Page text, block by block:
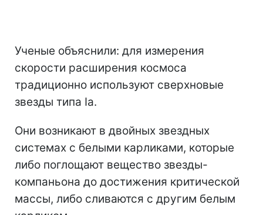
Ученые объяснили: для измерения
скорости расширения космоса
традиционно используют сверхновые
звезды типа Ia.
Они возникают в двойных звездных
системах с белыми карликами, которые
либо поглощают вещество звезды-
компаньона до достижения критической
массы, либо сливаются с другим белым